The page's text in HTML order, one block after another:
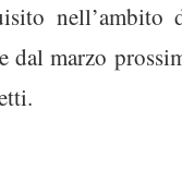
nell’ambito
marzo